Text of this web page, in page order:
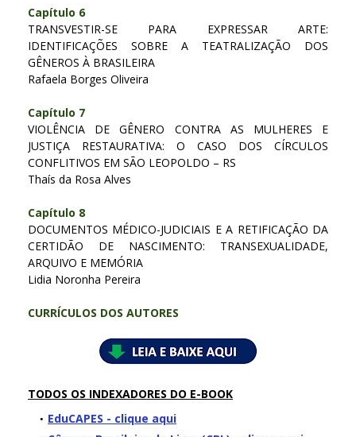
Capítulo 6
TRANSVESTIR-SE PARA EXPRESSAR ARTE:
IDENTIFICAÇÕES SOBRE A TEATRALIZAÇÃO DOS
GÊNEROS À BRASILEIRA
Rafaela Borges Oliveira
Capítulo 7
VIOLÊNCIA DE GÊNERO CONTRA AS MULHERES E
JUSTIÇA RESTAURATIVA: O CASO DOS CÍRCULOS
CONFLITIVOS EM SÃO LEOPOLDO – RS
Thaís da Rosa Alves
Capítulo 8
DOCUMENTOS MÉDICO-JUDICIAIS E A RETIFICAÇÃO DA
CERTIDÃO DE NASCIMENTO: TRANSEXUALIDADE,
ARQUIVO E MEMÓRIA
Lidia Noronha Pereira
CURRÍCULOS DOS AUTORES
TODOS OS INDEXADORES DO E-BOOK
EduCAPES - clique aqui